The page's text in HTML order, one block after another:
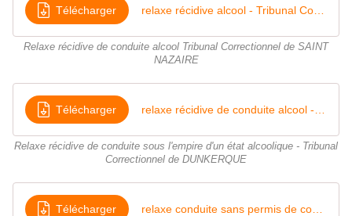
Télécharger
Relaxe récidive de conduite alcool Tribunal Correctionnel de SAINT
NAZAIRE
Télécharger
Relaxe récidive de conduite sous l'empire d'un état alcoolique - Tribunal
Correctionnel de DUNKERQUE
Télécharger